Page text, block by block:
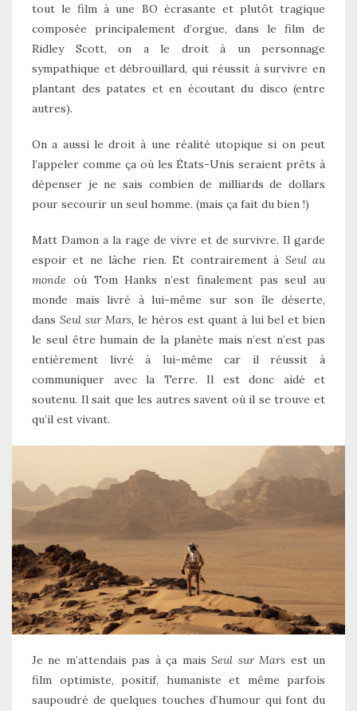
tout le film à une BO écrasante et plutôt tragique
composée principalement d’orgue, dans le film de
Ridley Scott, on a le droit à un personnage
sympathique et débrouillard, qui réussit à survivre en
plantant des patates et en écoutant du disco (entre
autres).
On a aussi le droit à une réalité utopique si on peut
l’appeler comme ça où les États-Unis seraient prêts à
dépenser je ne sais combien de milliards de dollars
pour secourir un seul homme. (mais ça fait du bien !)
Matt Damon a la rage de vivre et de survivre. Il garde
espoir et ne lâche rien. Et contrairement à Seul au
monde où Tom Hanks n’est finalement pas seul au
monde mais livré à lui-même sur son île déserte,
dans Seul sur Mars, le héros est quant à lui bel et bien
le seul être humain de la planète mais n’est n’est pas
entièrement livré à lui-même car il réussit à
communiquer avec la Terre. Il est donc aidé et
soutenu. Il sait que les autres savent où il se trouve et
qu’il est vivant.
Je ne m’attendais pas à ça maisSeul sur Mars est un
film optimiste, positif, humaniste et même parfois
saupoudré de quelques touches d’humour qui font du